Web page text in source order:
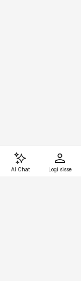
AI Chat Logi sisse